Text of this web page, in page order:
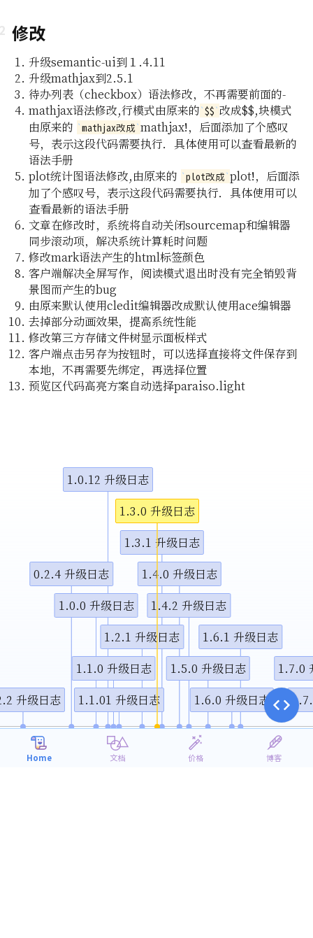
修改
升级semantic-ui到１.4.11
升级mathjax到2.5.1
待办列表（checkbox）语法修改，不再需要前面的-
mathjax语法修改,行模式由原来的 $$ 改成$$,块模式
由原来的
mathjax改成 mathjax!，后面添加了个感叹
号，表示这段代码需要执行．具体使用可以查看最新的
语法手册
plot统计图语法修改,由原来的
plot改成 plot!，后面添
加了个感叹号，表示这段代码需要执行．具体使用可以
查看最新的语法手册
文章在修改时，系统将自动关闭sourcemap和编辑器
同步滚动项，解决系统计算耗时问题
修改mark语法产生的html标签颜色
客户端解决全屏写作，阅读模式退出时没有完全销毁背
景图而产生的bug
由原来默认使用cledit编辑器改成默认使用ace编辑器
去掉部分动画效果，提高系统性能
修改第三方存储文件树显示面板样式
客户端点击另存为按钮时，可以选择直接将文件保存到
本地，不再需要先绑定，再选择位置
预览区代码高亮方案自动选择paraiso.light
1.7.0
1.6.1 升级日志
1.6.0 升级日志
1.5.0 升级日志
1.4.2 升级日志
1.4.0 升级日志
1.3.1 升级日志
1.3.0 升级日志
1.2.1 升级日志
1.1.01 升级日志
1.1.0 升级日志
1.0.12 升级日志
1.0.0 升级日志
0.2.4 升级日志
升级日志
10月
2015
1月
频
说
Home 文档 价格 博客